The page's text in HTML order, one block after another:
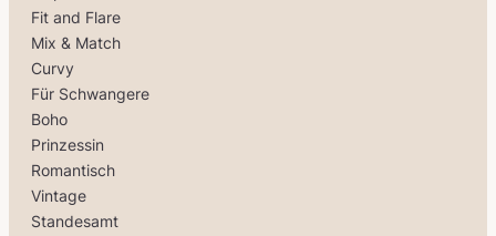
Fit and Flare
Mix & Match
Curvy
Für Schwangere
Boho
Prinzessin
Romantisch
Vintage
Standesamt